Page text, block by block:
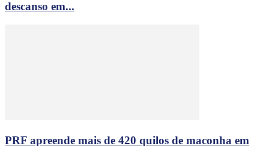
descanso em...
PRF apreende mais de 420 quilos de maconha em